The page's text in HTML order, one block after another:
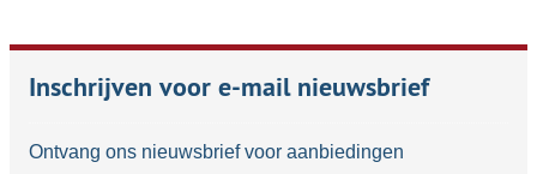
Inschrijven voor e-mail nieuwsbrief
Ontvang ons nieuwsbrief voor aanbiedingen